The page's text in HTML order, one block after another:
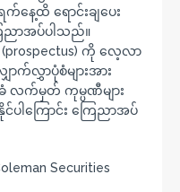
နေ့ထိ ရောင်းချပေး
ေညာအပ်ပါသည်။
ကို လေ့လာ
က်လွှာပုံစံများအား
လက်မှတ် ကုမ္ပဏီများ
ကြောင်း ကြေညာအပ်
Securities